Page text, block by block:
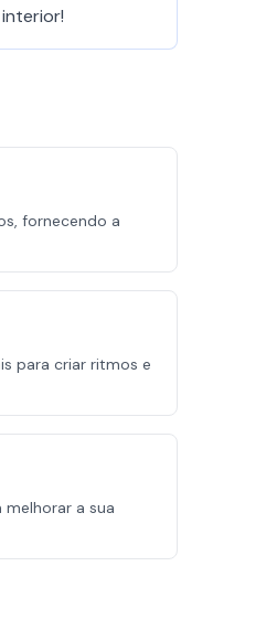
fornecendo a
para criar ritmos e
a sua